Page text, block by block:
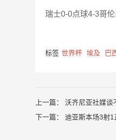
瑞士0-0点球4-3哥
标签 世界杯 埃及 巴
上一篇： 沃齐尼亚社媒谈
下一篇： 迪亚斯本场3射